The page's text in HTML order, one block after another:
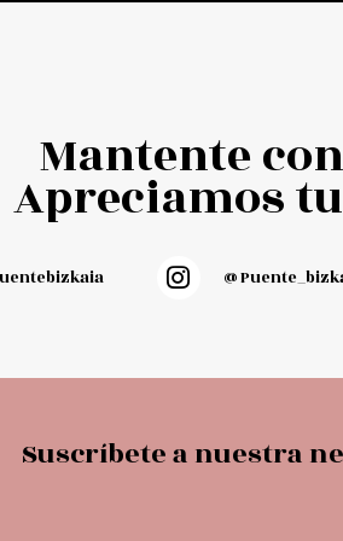
Mantente
Apreciamos
Suscríbete a nuestra